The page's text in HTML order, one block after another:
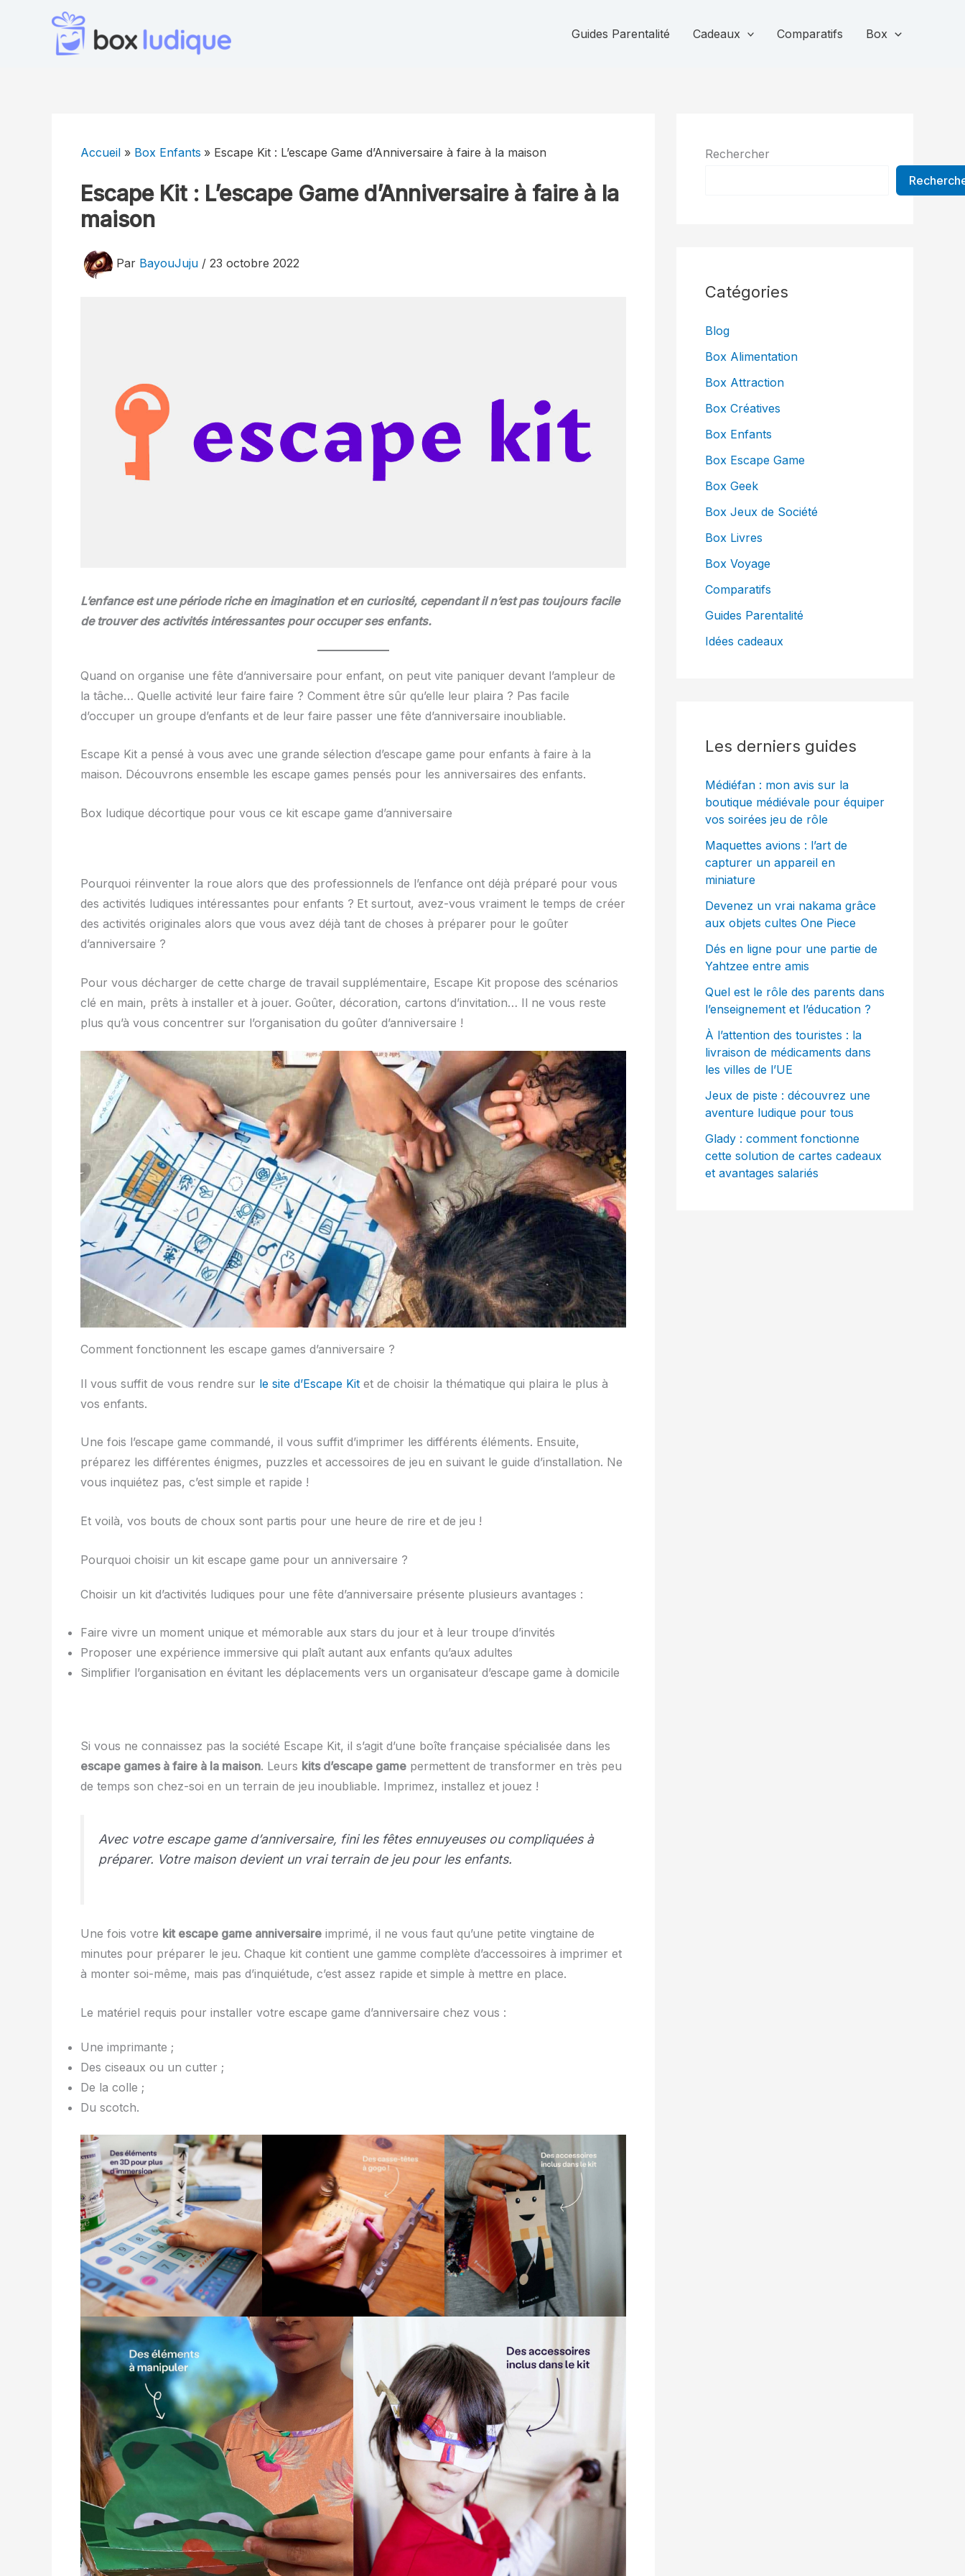
Guides Parentalité Cadeaux Comparatifs Box
Accueil Box Enfants Escape Kit : L’escape Game d’Anniversaire à faire à la maison
Escape Kit : L’escape Game d’Anniversaire à faire à la
maison
Par BayouJuju / 23 octobre 2022
L’enfance est une période riche en imagination et en curiosité, cependant il n’est pas toujours facile
de trouver des activités intéressantes pour occuper ses enfants.
Quand on organise une fête d’anniversaire pour enfant, on peut vite paniquer devant l’ampleur de
la tâche… Quelle activité leur faire faire ? Comment être sûr qu’elle leur plaira ? Pas facile
d’occuper un groupe d’enfants et de leur faire passer une fête d’anniversaire inoubliable.
Escape Kit a pensé à vous avec une grande sélection d’escape game pour enfants à faire à la
maison. Découvrons ensemble les escape games pensés pour les anniversaires des enfants.
Box ludique décortique pour vous ce kit escape game d’anniversaire
Pourquoi réinventer la roue alors que des professionnels de l’enfance ont déjà préparé pour vous
des activités ludiques intéressantes pour enfants ? Et surtout, avez-vous vraiment le temps de créer
des activités originales alors que vous avez déjà tant de choses à préparer pour le goûter
d’anniversaire ?
Pour vous décharger de cette charge de travail supplémentaire, Escape Kit propose des scénarios
clé en main, prêts à installer et à jouer. Goûter, décoration, cartons d’invitation… Il ne vous reste
plus qu’à vous concentrer sur l’organisation du goûter d’anniversaire !
Comment fonctionnent les escape games d’anniversaire ?
Il vous suffit de vous rendre sur le site d’Escape Kit et de choisir la thématique qui plaira le plus à
vos enfants.
Une fois l’escape game commandé, il vous suffit d’imprimer les différents éléments. Ensuite,
préparez les différentes énigmes, puzzles et accessoires de jeu en suivant le guide d’installation. Ne
vous inquiétez pas, c’est simple et rapide !
Et voilà, vos bouts de choux sont partis pour une heure de rire et de jeu !
Pourquoi choisir un kit escape game pour un anniversaire ?
Choisir un kit d’activités ludiques pour une fête d’anniversaire présente plusieurs avantages :
Faire vivre un moment unique et mémorable aux stars du jour et à leur troupe d’invités
Proposer une expérience immersive qui plaît autant aux enfants qu’aux adultes
Simplifier l’organisation en évitant les déplacements vers un organisateur d’escape game à domicile
Si vous ne connaissez pas la société Escape Kit, il s’agit d’une boîte française spécialisée dans les
escape games à faire à la maison. Leurs kits d’escape game permettent de transformer en très peu
de temps son chez-soi en un terrain de jeu inoubliable. Imprimez, installez et jouez !
Avec votre escape game d’anniversaire, fini les fêtes ennuyeuses ou compliquées à
préparer. Votre maison devient un vrai terrain de jeu pour les enfants.
Une fois votre kit escape game anniversaire imprimé, il ne vous faut qu’une petite vingtaine de
minutes pour préparer le jeu. Chaque kit contient une gamme complète d’accessoires à imprimer et
à monter soi-même, mais pas d’inquiétude, c’est assez rapide et simple à mettre en place.
Le matériel requis pour installer votre escape game d’anniversaire chez vous :
Une imprimante ;
Des ciseaux ou un cutter ;
De la colle ;
Du scotch.
Rechercher
Catégories
Blog
Box Alimentation
Box Attraction
Box Créatives
Box Enfants
Box Escape Game
Box Geek
Box Jeux de Société
Box Livres
Box Voyage
Comparatifs
Guides Parentalité
Idées cadeaux
Les derniers guides
Médiéfan : mon avis sur la
boutique médiévale pour équiper
vos soirées jeu de rôle
Maquettes avions : l’art de
capturer un appareil en
miniature
Devenez un vrai nakama grâce
aux objets cultes One Piece
Dés en ligne pour une partie de
Yahtzee entre amis
Quel est le rôle des parents dans
l’enseignement et l’éducation ?
À l’attention des touristes : la
livraison de médicaments dans
les villes de l’UE
Jeux de piste : découvrez une
aventure ludique pour tous
Glady : comment fonctionne
cette solution de cartes cadeaux
et avantages salariés